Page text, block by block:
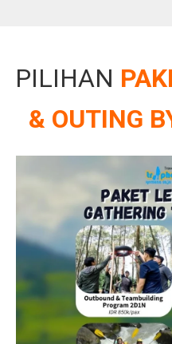
PILIHAN
& OUTING